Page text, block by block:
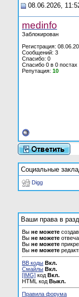
08.06.2026,
medinfo
Заблокирован
Регистрация:
Сообщений: 3
Спасибо: 0
Спасибо 0 в 0 постах
Репутация: 10
Социальные
Digg
Ваши права в
Вы не можете
Вы не можете
Вы не можете
Вы не можете
BB коды Вкл.
Смайлы Вкл.
[IMG] код Вкл.
HTML код Выкл.
Правила форума